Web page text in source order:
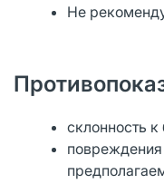
Не
склонность